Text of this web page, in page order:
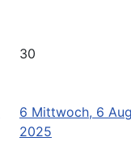
30
6 Mittwoch, 6
2025